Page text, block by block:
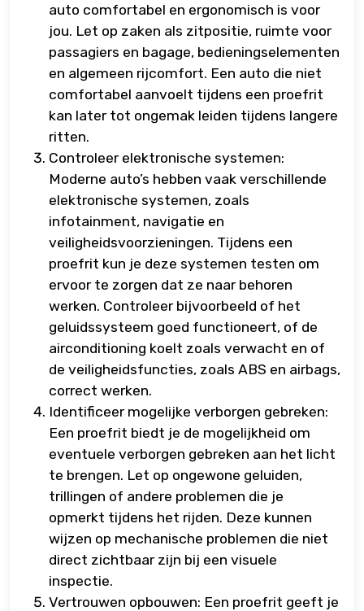
auto comfortabel en ergonomisch is voor
jou. Let op zaken als zitpositie, ruimte voor
passagiers en bagage, bedieningselementen
en algemeen rijcomfort. Een auto die niet
comfortabel aanvoelt tijdens een proefrit
kan later tot ongemak leiden tijdens langere
ritten.
Controleer elektronische systemen:
Moderne auto’s hebben vaak verschillende
elektronische systemen, zoals
infotainment, navigatie en
veiligheidsvoorzieningen. Tijdens een
proefrit kun je deze systemen testen om
ervoor te zorgen dat ze naar behoren
werken. Controleer bijvoorbeeld of het
geluidssysteem goed functioneert, of de
airconditioning koelt zoals verwacht en of
de veiligheidsfuncties, zoals ABS en airbags,
correct werken.
Identificeer mogelijke verborgen gebreken:
Een proefrit biedt je de mogelijkheid om
eventuele verborgen gebreken aan het licht
te brengen. Let op ongewone geluiden,
trillingen of andere problemen die je
opmerkt tijdens het rijden. Deze kunnen
wijzen op mechanische problemen die niet
direct zichtbaar zijn bij een visuele
inspectie.
Vertrouwen opbouwen: Een proefrit geeft je